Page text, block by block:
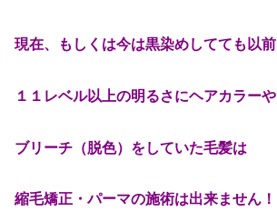
現在、もしくは今は黒染めしてても以前
１１レベル以上の明るさにヘアカラーや
ブリーチ（脱色）をしていた毛髪は
縮毛矯正・パーマの施術は出来ません！